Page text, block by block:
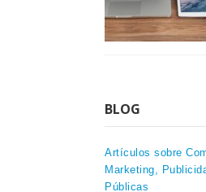
BLOG
Artículos sobre
Marketing,
Públicas